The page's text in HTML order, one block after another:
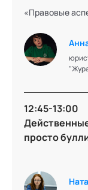
Руководитель
«Правовые
12:45-13:00
просто